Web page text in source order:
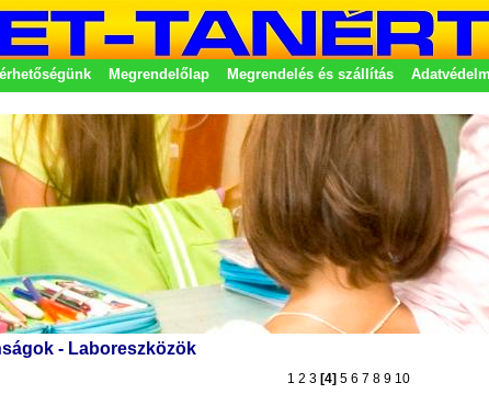
Megrendelőlap Megrendelés és szállítás
- Laboreszközök
1 2 3 [4] 5 6 7 8 9 10